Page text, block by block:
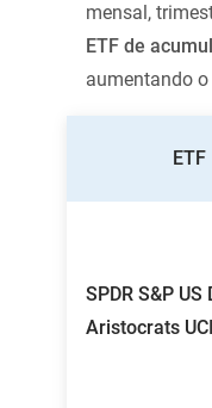
mensal,
ETF de
aumentando
ETF
SPDR S&P US
Aristocrats